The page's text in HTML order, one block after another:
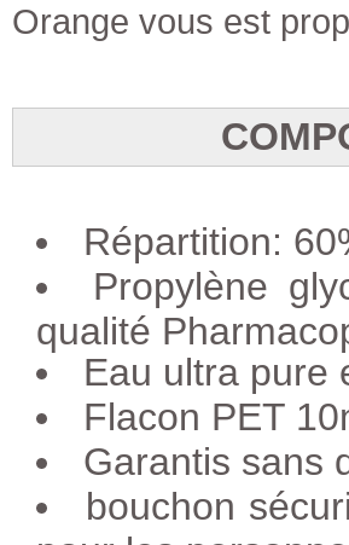
Orange vous est
Répartition:
Propylène
qualité
Eau ultra pure
Flacon PET
Garantis sans
bouchon